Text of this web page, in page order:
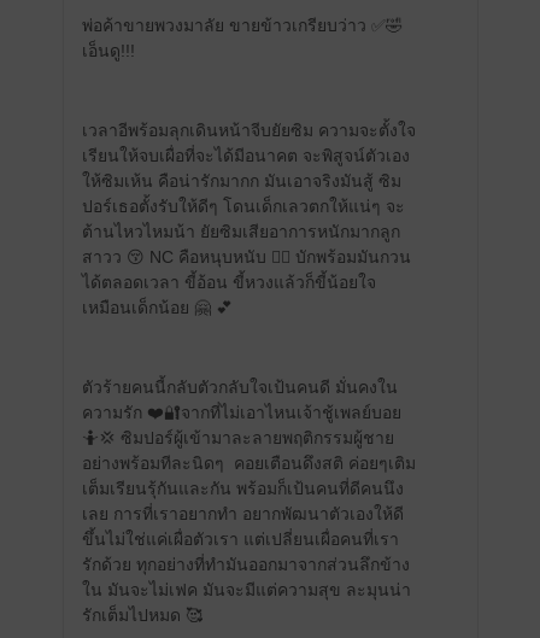
พ่อค้าขายพวงมาลัย ขายข้าวเกรียบว่าว ✅🤣
เอ็นดู!!!
เวลาอีพร้อมลุกเดินหน้าจีบยัยซิม ความจะตั้งใจ
เรียนให้จบเผื่อที่จะได้มีอนาคต จะพิสูจน์ตัวเอง
ให้ซิมเห้น คือน่ารักมากก มันเอาจริงมันสู้ ซิม
ปอร์เธอตั้งรับให้ดีๆ โดนเด็กเลวตกให้แน่ๆ จะ
ต้านไหวไหมน้า ยัยซิมเสียอาการหนักมากลูก
สาวว 😚 NC คือหนุบหนับ ❤️‍🔥 บักพร้อมมันกวน
ได้ตลอดเวลา ขี้อ้อน ขี้หวงแล้วก็ขี้น้อยใจ
เหมือนเด็กน้อย 🤗 💕
ตัวร้ายคนนี้กลับตัวกลับใจเป้นคนดี มั่นคงใน
ความรัก ❤️🔐จากที่ไม่เอาไหนเจ้าชู้เพลย์บอย
🤷💢 ซิมปอร์ผู้เข้ามาละลายพฤติกรรมผู้ชาย
อย่างพร้อมทีละนิดๆ คอยเตือนดึงสติ ค่อยๆเติม
เต็มเรียนรุ้กันและกัน พร้อมก็เป้นคนที่ดีคนนึง
เลย การที่เราอยากทำ อยากพัฒนาตัวเองให้ดี
ขึ้นไม่ใช่แค่เผื่อตัวเรา แต่เปลี่ยนเผื่อคนที่เรา
รักด้วย ทุกอย่างที่ทำมันออกมาจากส่วนลึกข้าง
ใน มันจะไม่เฟค มันจะมีแต่ความสุข ละมุนน่า
รักเต็มไปหมด 🥰